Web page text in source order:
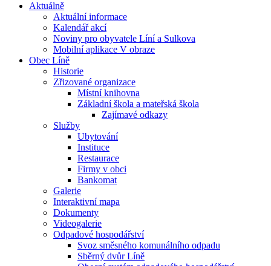
Aktuálně
Aktuální informace
Kalendář akcí
Noviny pro obyvatele Líní a Sulkova
Mobilní aplikace V obraze
Obec Líně
Historie
Zřizované organizace
Místní knihovna
Základní škola a mateřská škola
Zajímavé odkazy
Služby
Ubytování
Instituce
Restaurace
Firmy v obci
Bankomat
Galerie
Interaktivní mapa
Dokumenty
Videogalerie
Odpadové hospodářství
Svoz směsného komunálního odpadu
Sběrný dvůr Líně